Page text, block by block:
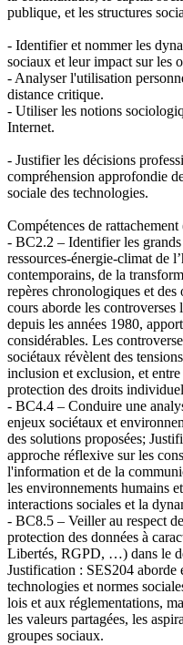
publique, et les structures
- Identifier et nommer les
sociaux et leur impact sur les
- Analyser l'utilisation
distance critique.
- Utiliser les notions
Internet.
- Justifier les décisions
compréhension approfondie
sociale des technologies.
Compétences de
- BC2.2 – Identifier les
ressources-énergie-climat de
contemporains, de la
repères chronologiques et
cours aborde les
depuis les années 1980,
considérables. Les
sociétaux révèlent des
inclusion et exclusion, et
protection des droits
- BC4.4 – Conduire une
enjeux sociétaux et
des solutions proposées;
approche réflexive sur les
l'information et de la
les environnements humains
interactions sociales et la
- BC8.5 – Veiller au respect
protection des données à
Libertés, RGPD, …) dans le
Justification : SES204
technologies et normes
lois et aux réglementations,
les valeurs partagées, les
groupes sociaux.